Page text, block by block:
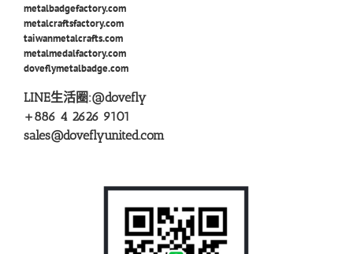
metalbadgefactory.com
metalcraftsfactory.com
taiwanmetalcrafts.com
metalmedalfactory.com
doveflymetalbadge.com
LINE生活圈:@dovefly
+886 4 2626 9101
sales@doveflyunited.com